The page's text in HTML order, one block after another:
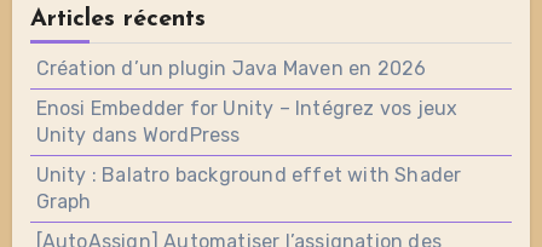
Articles récents
Création d’un plugin Java Maven en 2026
Enosi Embedder for Unity – Intégrez vos jeux
Unity dans WordPress
Unity : Balatro background effet with Shader
Graph
[AutoAssign] Automatiser l’assignation des